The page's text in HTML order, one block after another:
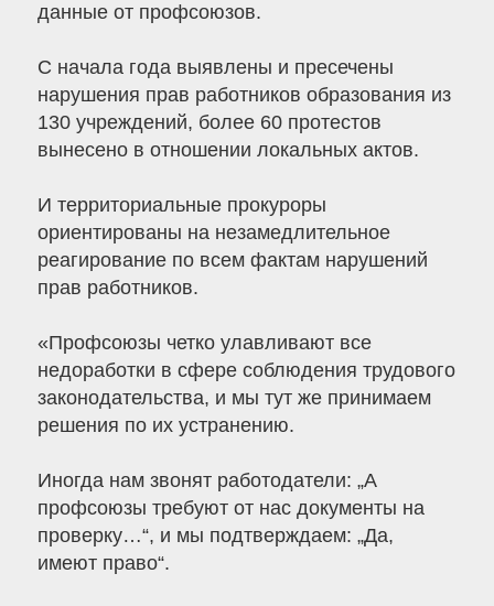
данные от профсоюзов.
С начала года выявлены и пресечены
нарушения прав работников образования из
130 учреждений, более 60 протестов
вынесено в отношении локальных актов.
И территориальные прокуроры
ориентированы на незамедлительное
реагирование по всем фактам нарушений
прав работников.
«Профсоюзы четко улавливают все
недоработки в сфере соблюдения трудового
законодательства, и мы тут же принимаем
решения по их устранению.
Иногда нам звонят работодатели: „А
профсоюзы требуют от нас документы на
проверку…“, и мы подтверждаем: „Да,
имеют право“.